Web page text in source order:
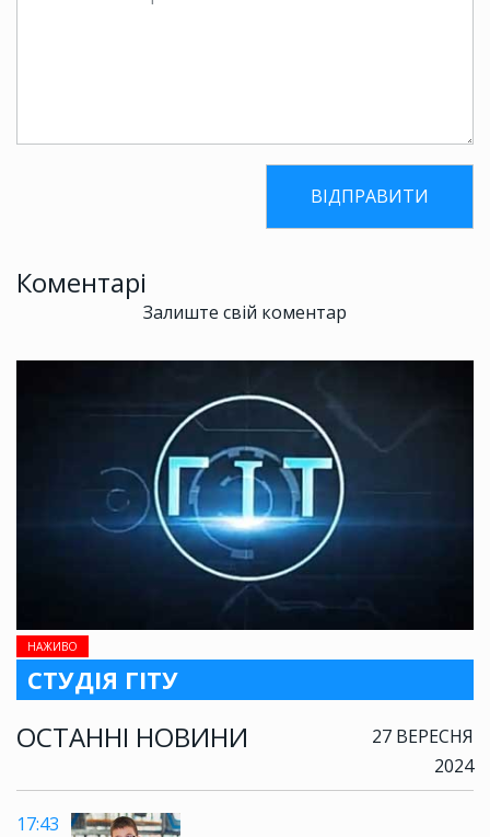
НАЖИВО
СТУДІЯ ГІТУ
ОСТАННІ НОВИНИ
27 ВЕРЕСНЯ
2024
17:43
Коментарі
Залиште свій коментар